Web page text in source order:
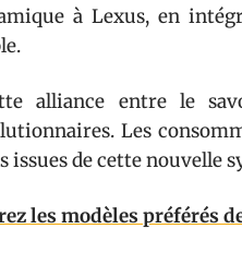
à Lexus, en
alliance entre le
Les
de cette nouvelle
les modèles préférés